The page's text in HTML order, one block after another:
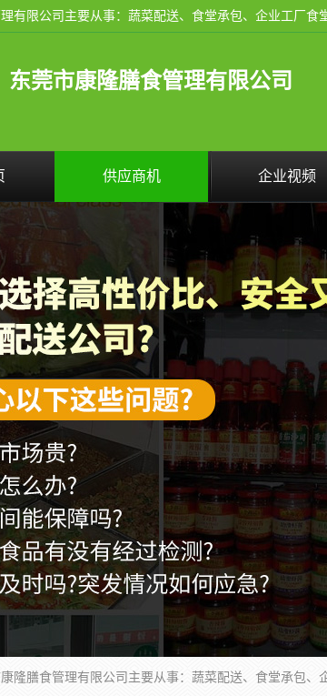
东莞市康隆膳食管理有限公司
供应商机 企业视频